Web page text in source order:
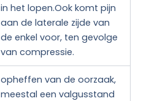
in het lopen.Ook komt pijn
aan de laterale zijde van
de enkel voor, ten gevolge
van compressie.
opheffen van de oorzaak,
meestal een valgusstand